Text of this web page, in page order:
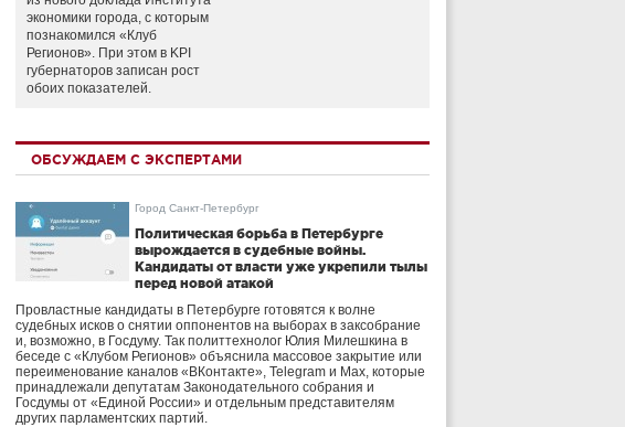
экономики города, с которым
познакомился «Клуб
Регионов». При этом в KPI
губернаторов записан рост
обоих показателей.
ОБСУЖДАЕМ С ЭКСПЕРТАМИ
Город Санкт-Петербург
Политическая борьба в Петербурге
вырождается в судебные войны.
Кандидаты от власти уже укрепили тылы
перед новой атакой
Провластные кандидаты в Петербурге готовятся к волне
судебных исков о снятии оппонентов на выборах в заксобрание
и, возможно, в Госдуму. Так политтехнолог Юлия Милешкина в
беседе с «Клубом Регионов» объяснила массовое закрытие или
переименование каналов «ВКонтакте», Telegram и Max, которые
принадлежали депутатам Законодательного собрания и
Госдумы от «Единой России» и отдельным представителям
других парламентских партий.